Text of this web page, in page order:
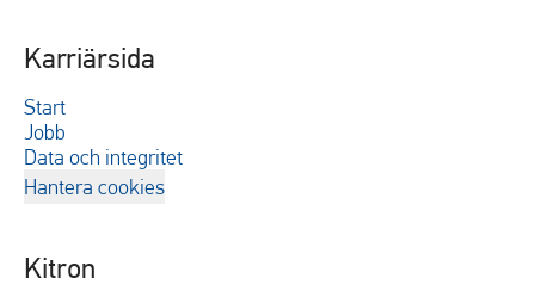
Karriärsida
Start
Jobb
Data och integritet
Hantera cookies
Kitron